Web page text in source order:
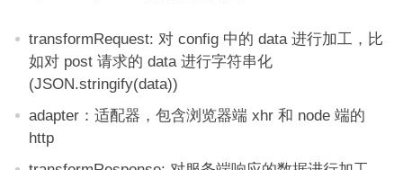
transformRequest: 对 config 中的 data 进行加工，比
如对 post 请求的 data 进行字符串化
(JSON.stringify(data))
adapter：适配器，包含浏览器端 xhr 和 node 端的
http